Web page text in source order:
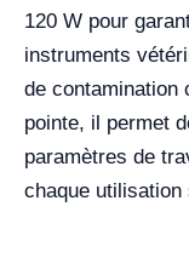
120 W pour
instruments
de contamination
pointe, il permet
paramètres de
chaque utilisation